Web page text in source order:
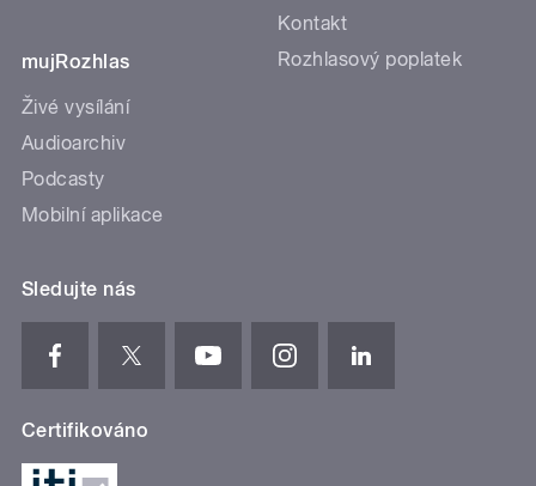
mujRozhlas
Živé vysílání
Audioarchiv
Podcasty
Mobilní aplikace
Kontakt
Rozhlasový poplatek
Sledujte nás
Certifikováno